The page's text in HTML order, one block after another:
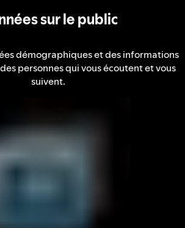
sur le public
démographiques et des informations
personnes qui vous écoutent et vous
suivent.